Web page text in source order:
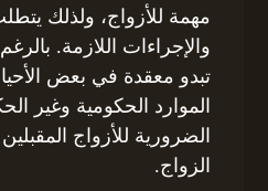
مهمة للأزواج، ولذلك
والإجراءات اللازمة.
تبدو معقدة في بعض
الموارد الحكومية وغير
الضرورية للأزواج
الزواج.